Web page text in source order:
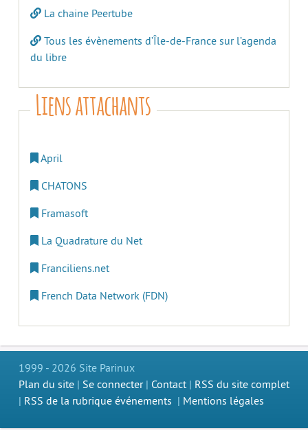
La chaine Peertube
Tous les évènements d’Île-de-France sur l’agenda
du libre
Liens attachants
April
CHATONS
Framasoft
La Quadrature du Net
Franciliens.net
French Data Network (FDN)
1999 - 2026 Site Parinux
Plan du site | Se connecter| Contact | RSS du site complet
| RSS de la rubrique événements | Mentions légales